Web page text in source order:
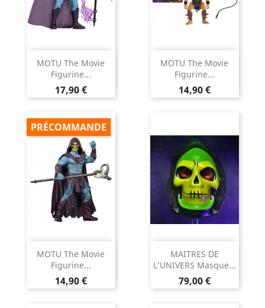
MOTU The Movie
Figurine...
Prix
17,90 €
MOTU The Movie
Figurine...
Prix
14,90 €
MOTU The Movie
Figurine...
Prix
14,90 €
PRÉCOMMANDE
MAITRES DE
L’UNIVERS Masque...
Prix
79,00 €